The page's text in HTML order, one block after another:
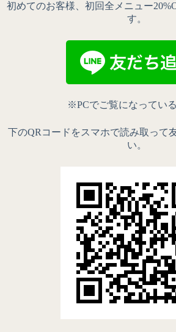
初めてのお客様、初回全メニュー
す。
※PCでご覧になっている
下のQRコードをスマホで読み取って
い。